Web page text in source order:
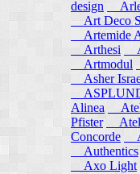
design
Art Deco
Artemide
Arthesi
Artmodul
Asher
Alinea
Pfister
Concorde
Authentics
Axo Light